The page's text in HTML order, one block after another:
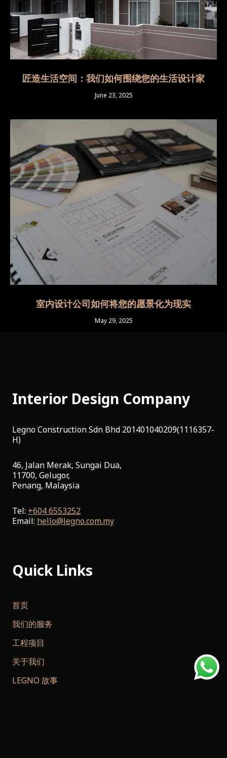
匠造生活空间：我们如何围绕您的生活设计家
June 23, 2025
室内设计公司如何将您的愿景化为现实
May 29, 2025
Interior Design Company
Legno Construction Sdn Bhd 201401040209(1116357-
H)
46, Jalan Merak, Sungai Dua,
11700, Gelugor,
Penang, Malaysia
Tel: +604 6553252
Email: hello@legno.com.my
Quick Links
首页
我们的服务
工程项目
关于我们
LEGNO 故事